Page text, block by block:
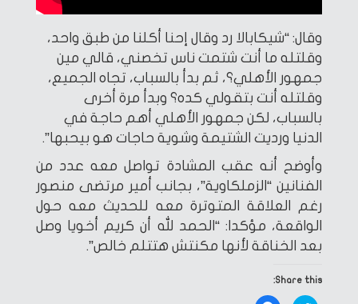
وقال: “شيكابالا رد وقال إحنا أكلنا من طبق واحد،
وقلتله ما أنت شتمت ناس تخصني، قالي مين
جمهور الأهلي؟، ثم بدأ بالسباب، تجاه الجميع،
وقلتله أنت بتقولي كده؟ وبدأ مرة أخرى
بالسباب، لكن جمهور الأهلي أهم حاجة في
الدنيا ورديت الشتيمة وشوية حاجات هو بيحبها”.
وأوضح أنه عقب المشادة تواصل معه عدد من
الفنانين “الزملكاوية”، بجانب أمير مرتضى منصور
رغم العلاقة المتوترة معه للحديث معه حول
الواقعة، مؤكدا: “الحمد لله أن كريم أخويا وصل
بعد الخناقة لأنها مكنتش هتتلم خالص”.
Share this: